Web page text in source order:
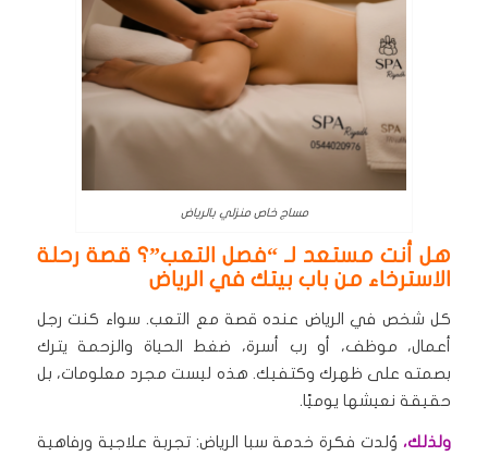
مساج خاص منزلي بالرياض
هل أنت مستعد لـ “فصل التعب”؟ قصة رحلة
الاسترخاء من باب بيتك في الرياض
كل شخص في الرياض عنده قصة مع التعب. سواء كنت رجل
أعمال، موظف، أو رب أسرة، ضغط الحياة والزحمة يترك
بصمته على ظهرك وكتفيك. هذه ليست مجرد معلومات، بل
حقيقة نعيشها يوميًا.
ولذلك، وُلدت فكرة خدمة سبا الرياض: تجربة علاجية ورفاهية